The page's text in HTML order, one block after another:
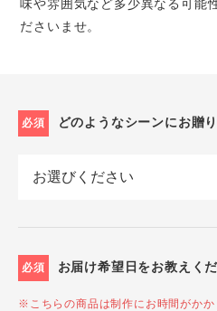
味や雰囲気など多少異なる可能
ださいませ。
必須 どのようなシーンにお贈
必須 お届け希望日をお教えくだ
※こちらの商品は制作にお時間がか